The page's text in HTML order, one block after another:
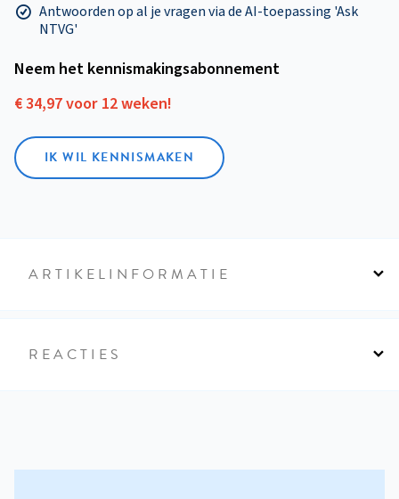
Antwoorden op al je vragen via de AI-toepassing 'Ask
NTVG'
Neem het kennismakings­abonnement
€ 34,97 voor 12 weken!
IK WIL KENNISMAKEN
ARTIKELINFORMATIE
REACTIES